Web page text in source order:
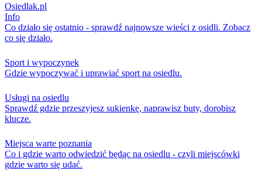
Osiedlak.pl
Info
Co działo się ostatnio - sprawdź najnowsze wieści z osidli. Zobacz
co się działo.
Sport i wypoczynek
Gdzie wypoczywać i uprawiać sport na osiedlu.
Usługi na osiedlu
Sprawdź gdzie przeszyjesz sukienkę, naprawisz buty, dorobisz
klucze.
Miejsca warte poznania
Co i gdzie warto odwiedzić będąc na osiedlu - czyli miejscówki
gdzie warto się udać.